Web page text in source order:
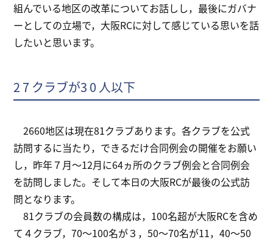
組んでいる地区の改革についてお話しし，最後にガバナ
ーとしての立場で，大阪RCに対して感じている思いを話
したいと思います。
2 7 クラブが3 0 人以下
2660地区は現在81クラブあります。各クラブを公式
訪問するに当たり，できるだけ合同例会の開催をお願い
し，昨年７月～12月に64ヵ所のクラブ例会と合同例会
を訪問しました。そして本日の大阪RCが最後の公式訪
問となります。
81クラブの会員数の構成は，100名超が大阪RCを含め
て４クラブ，70～100名が３，50～70名が11，40～50